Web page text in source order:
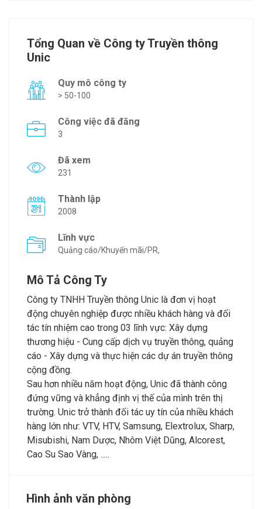
Tổng Quan về Công ty Truyền thông
Unic
Quy mô công ty
> 50-100
Công việc đã đăng
3
Đã xem
231
Thành lập
2008
Lĩnh vực
Quảng cáo/Khuyến mãi/PR,
Mô Tả Công Ty
Công ty TNHH Truyền thông Unic là đơn vị hoạt
động chuyên nghiệp được nhiều khách hàng và đối
tác tín nhiệm cao trong 03 lĩnh vực: Xây dựng
thương hiệu - Cung cấp dịch vụ truyền thông, quảng
cáo - Xây dựng và thực hiện các dự án truyền thông
cộng đồng.
Sau hơn nhiều năm hoạt động, Unic đã thành công
đứng vững và khẳng định vị thế của mình trên thị
trường. Unic trở thành đối tác uy tín của nhiều khách
hàng lớn như: VTV, HTV, Samsung, Elextrolux, Sharp,
Misubishi, Nam Dược, Nhôm Việt Dũng, Alcorest,
Cao Su Sao Vàng, .....
Hình ảnh văn phòng